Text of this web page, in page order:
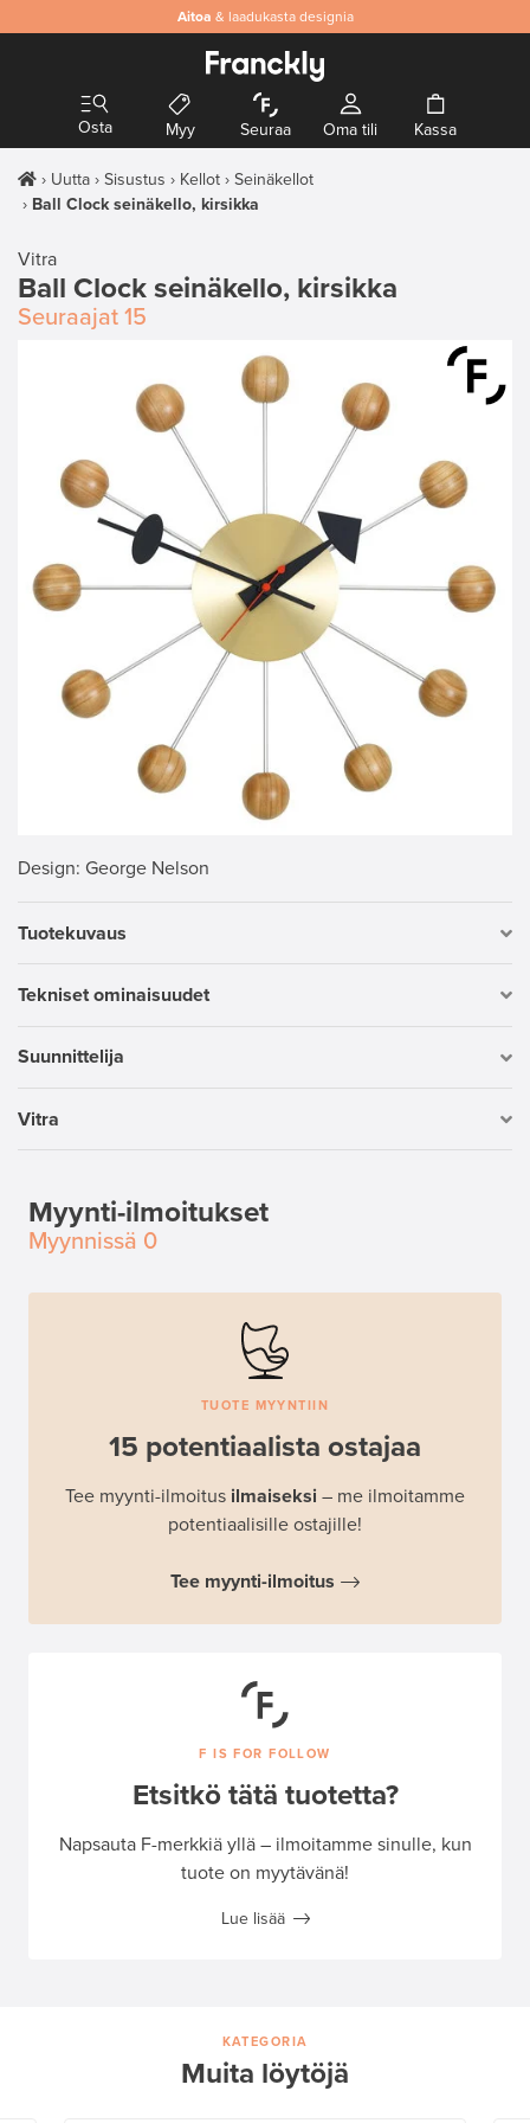
Aitoa & laadukasta designia
Osta Myy Seuraa Oma tili Kassa
Uutta Sisustus Kellot
Seinäkellot
Ball Clock seinäkello, kirsikka
Vitra
Ball Clock seinäkello, kirsikka
Seuraajat 15
Design: George Nelson
Tuotekuvaus
Tekniset ominaisuudet
Suunnittelija
Vitra
Myynti-ilmoitukset
Myynnissä 0
TUOTE MYYNTIIN
15 potentiaalista ostajaa
Tee myynti-ilmoitus ilmaiseksi – me ilmoitamme
potentiaalisille ostajille!
Tee myynti-ilmoitus
F IS FOR FOLLOW
Etsitkö tätä tuotetta?
Napsauta F-merkkiä yllä – ilmoitamme sinulle, kun
tuote on myytävänä!
Lue lisää
KATEGORIA
Muita löytöjä